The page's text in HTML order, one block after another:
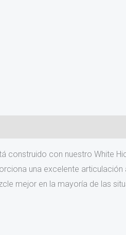
construido con nuestro White
una excelente
mejor en la mayoría de las